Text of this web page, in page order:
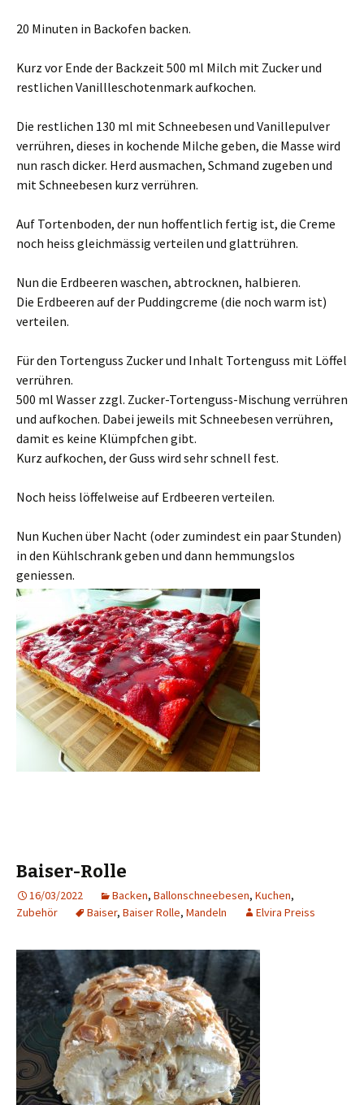
20 Minuten in Backofen backen.
Kurz vor Ende der Backzeit 500 ml Milch mit Zucker und
restlichen Vanillleschotenmark aufkochen.
Die restlichen 130 ml mit Schneebesen und Vanillepulver
verrühren, dieses in kochende Milche geben, die Masse wird
nun rasch dicker. Herd ausmachen, Schmand zugeben und
mit Schneebesen kurz verrühren.
Auf Tortenboden, der nun hoffentlich fertig ist, die Creme
noch heiss gleichmässig verteilen und glattrühren.
Nun die Erdbeeren waschen, abtrocknen, halbieren.
Die Erdbeeren auf der Puddingcreme (die noch warm ist)
verteilen.
Für den Tortenguss Zucker und Inhalt Tortenguss mit Löffel
verrühren.
500 ml Wasser zzgl. Zucker-Tortenguss-Mischung verrühren
und aufkochen. Dabei jeweils mit Schneebesen verrühren,
damit es keine Klümpfchen gibt.
Kurz aufkochen, der Guss wird sehr schnell fest.
Noch heiss löffelweise auf Erdbeeren verteilen.
Nun Kuchen über Nacht (oder zumindest ein paar Stunden)
in den Kühlschrank geben und dann hemmungslos
geniessen.
Baiser-Rolle
16/03/2022 Backen, Ballonschneebesen, Kuchen,
Zubehör
Baiser, Baiser Rolle, Mandeln Elvira Preiss